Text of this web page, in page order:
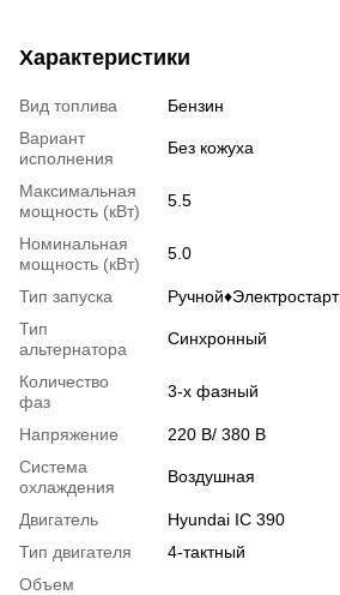
Характеристики
Вид топлива
Бензин
Вариант
исполнения
Без кожуха
Максимальная
мощность (кВт)
5.5
Номинальная
мощность (кВт)
5.0
Тип запуска
Ручной♦Электростарт
Тип
альтернатора
Синхронный
Количество
фаз
3-х фазный
Напряжение
220 В/ 380 В
Система
охлаждения
Воздушная
Двигатель
Hyundai IC 390
Тип двигателя
4-тактный
Объем